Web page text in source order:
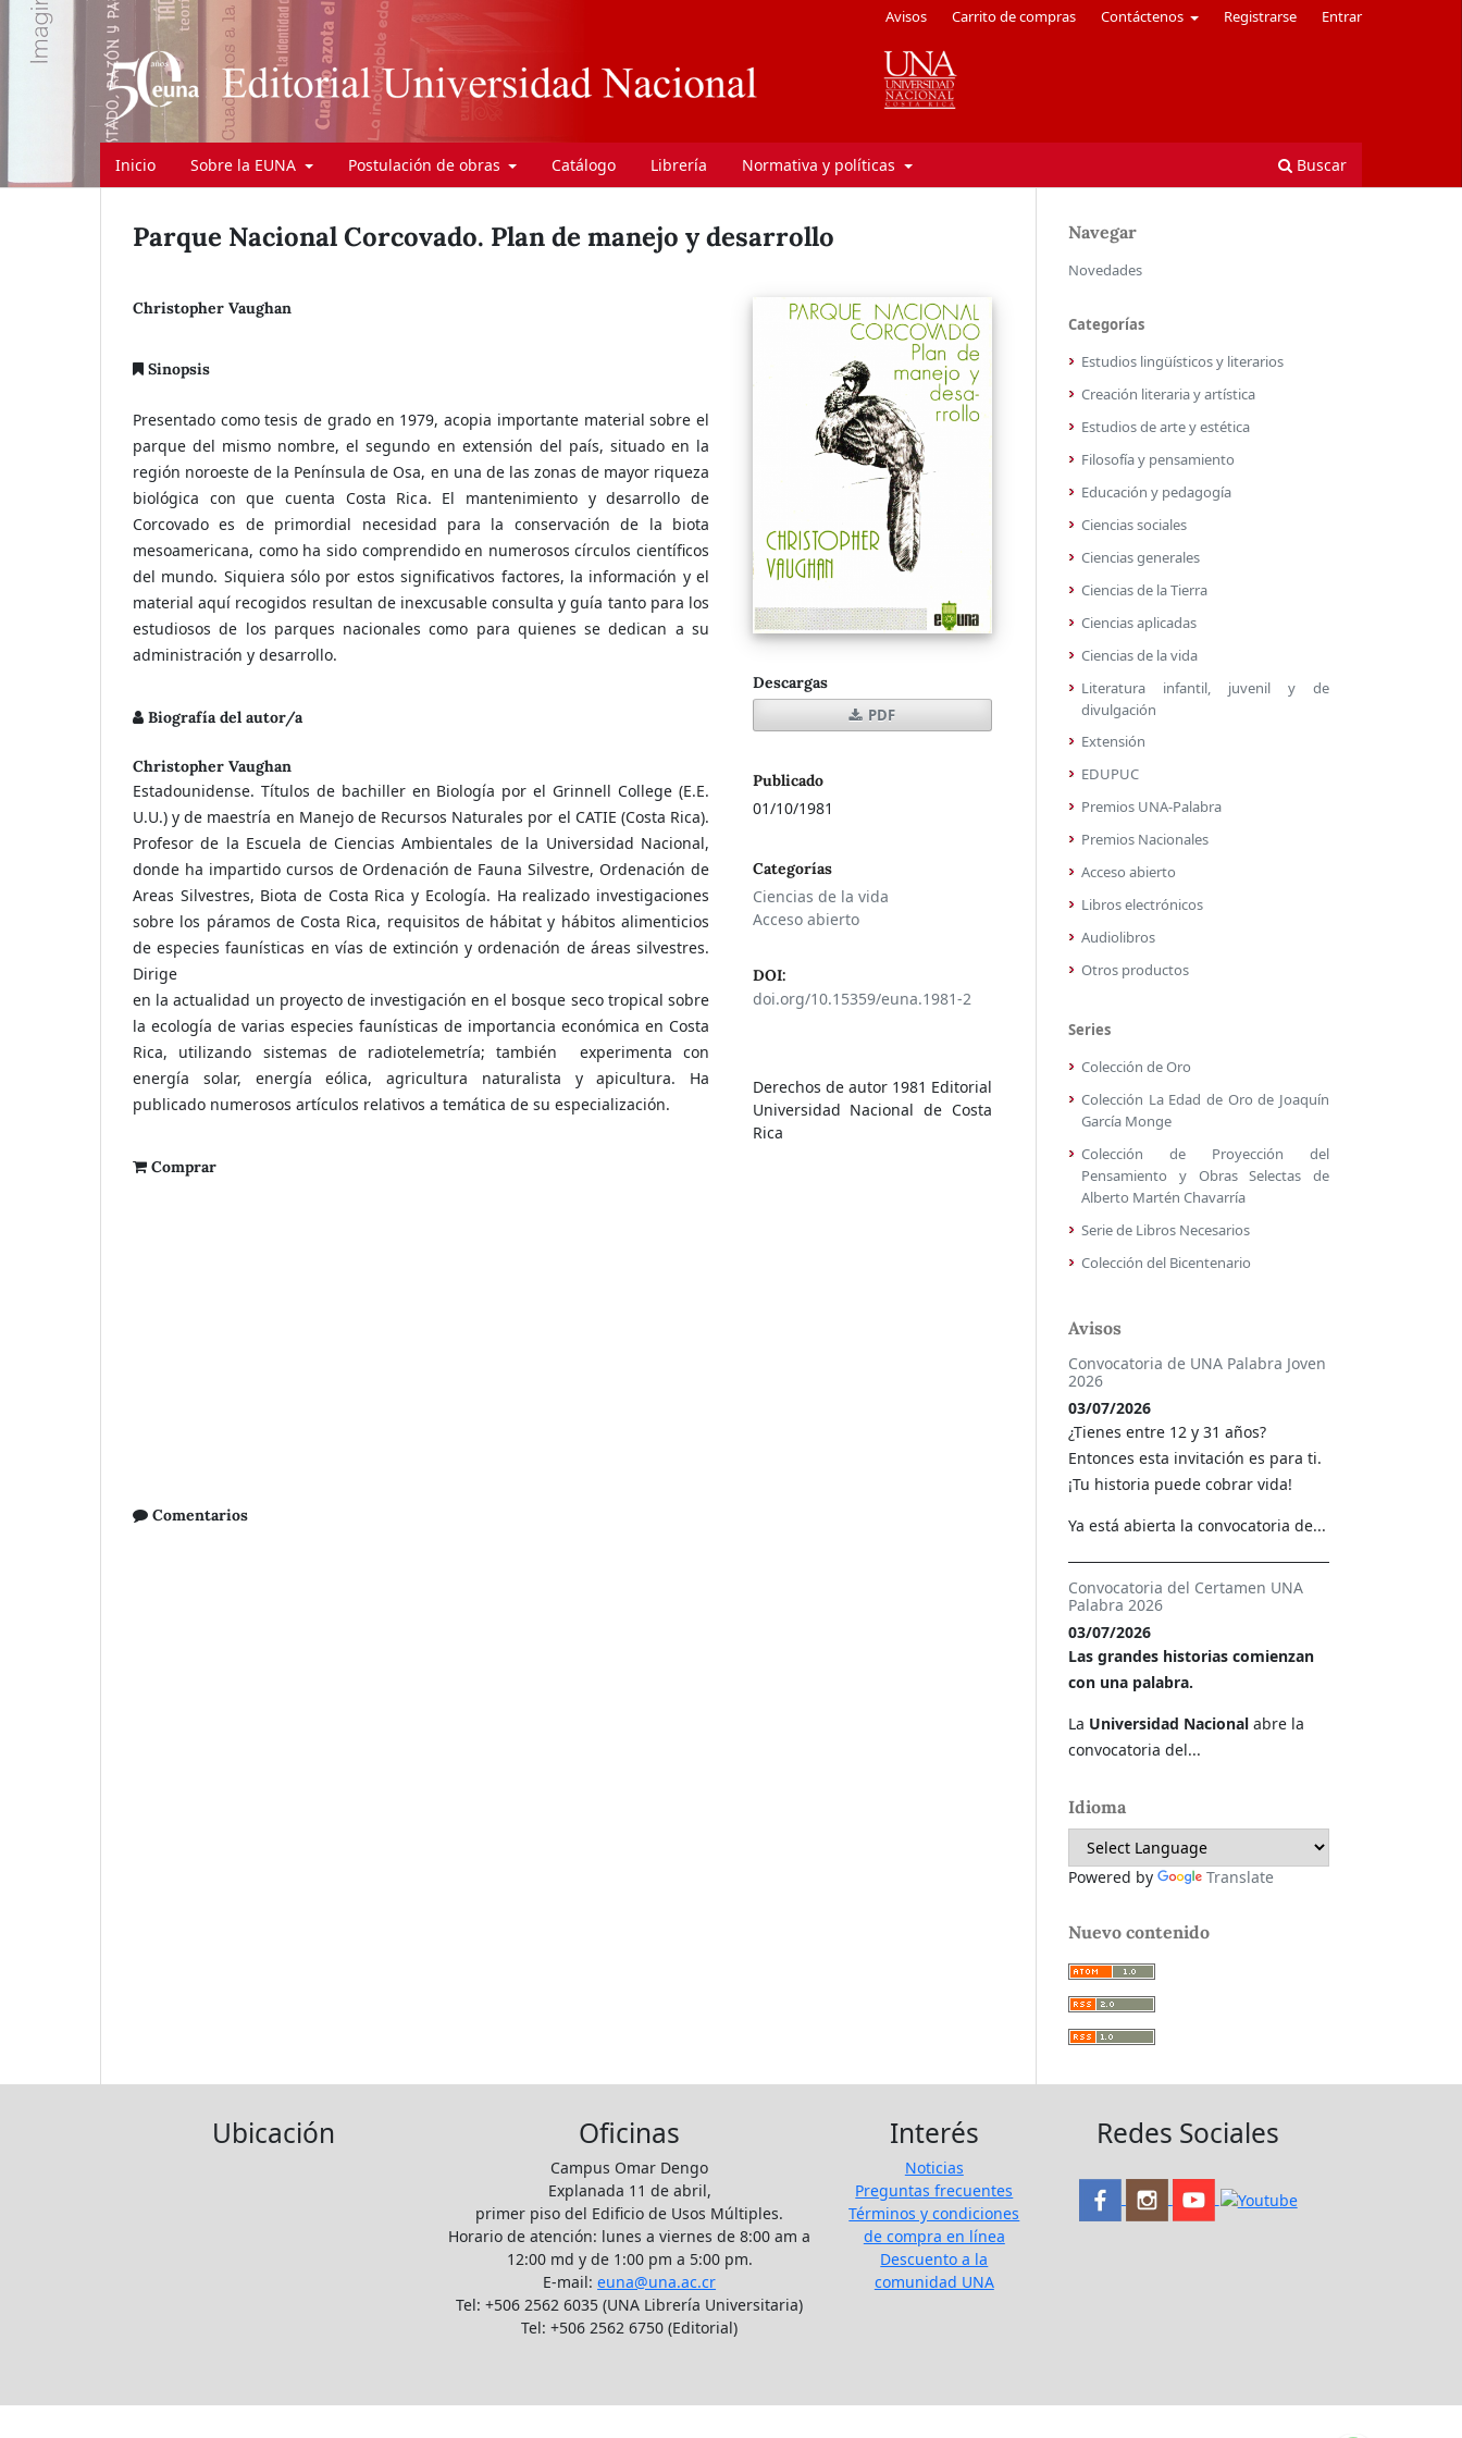
Inicio Sobre la EUNA Postulación de obras Catálogo Librería Normativa y políticas Buscar
Avisos Carrito de compras Contáctenos Registrarse Entrar
Parque Nacional Corcovado. Plan de manejo y desarrollo
Christopher Vaughan
Sinopsis
Presentado como tesis de grado en 1979, acopia importante material sobre el
parque del mismo nombre, el segundo en extensión del país, situado en la
región noroeste de la Península de Osa, en una de las zonas de mayor riqueza
biológica con que cuenta Costa Rica. El mantenimiento y desarrollo de
Corcovado es de primordial necesidad para la conservación de la biota
mesoamericana, como ha sido comprendido en numerosos círculos científicos
del mundo. Siquiera sólo por estos significativos factores, la información y el
material aquí recogidos resultan de inexcusable consulta y guía tanto para los
estudiosos de los parques nacionales como para quienes se dedican a su
administración y desarrollo.
Biografía del autor/a
Christopher Vaughan
Estadounidense. Títulos de bachiller en Biología por el Grinnell College (E.E.
U.U.) y de maestría en Manejo de Recursos Naturales por el CATIE (Costa Rica).
Profesor de la Escuela de Ciencias Ambientales de la Universidad Nacional,
donde ha impartido cursos de Ordenación de Fauna Silvestre, Ordenación de
Areas Silvestres, Biota de Costa Rica y Ecología. Ha realizado investigaciones
sobre los páramos de Costa Rica, requisitos de hábitat y hábitos alimenticios
de especies faunísticas en vías de extinción y ordenación de áreas silvestres.
Dirige
en la actualidad un proyecto de investigación en el bosque seco tropical sobre
la ecología de varias especies faunísticas de importancia económica en Costa
Rica, utilizando sistemas de radiotelemetría; también experimenta con
energía solar, energía eólica, agricultura naturalista y apicultura. Ha
publicado numerosos artículos relativos a temática de su especialización.
Comprar
Comentarios
Descargas
PDF
Publicado
01/10/1981
Categorías
Ciencias de la vida
Acceso abierto
DOI:
doi.org/10.15359/euna.1981-2
Derechos de autor 1981 Editorial
Universidad Nacional de Costa
Rica
Navegar
Novedades
Categorías
Estudios lingüísticos y literarios
Creación literaria y artística
Estudios de arte y estética
Filosofía y pensamiento
Educación y pedagogía
Ciencias sociales
Ciencias generales
Ciencias de la Tierra
Ciencias aplicadas
Ciencias de la vida
Literatura infantil, juvenil y de
divulgación
Extensión
EDUPUC
Premios UNA-Palabra
Premios Nacionales
Acceso abierto
Libros electrónicos
Audiolibros
Otros productos
Series
Colección de Oro
Colección La Edad de Oro de Joaquín
García Monge
Colección de Proyección del
Pensamiento y Obras Selectas de
Alberto Martén Chavarría
Serie de Libros Necesarios
Colección del Bicentenario
Avisos
Convocatoria de UNA Palabra Joven
2026
03/07/2026
¿Tienes entre 12 y 31 años?
Entonces esta invitación es para ti.
¡Tu historia puede cobrar vida!
Ya está abierta la convocatoria de...
Convocatoria del Certamen UNA
Palabra 2026
03/07/2026
Las grandes historias comienzan
con una palabra.
La Universidad Nacional abre la
convocatoria del...
Idioma
Powered by Translate
Nuevo contenido
Ubicación Oficinas
Campus Omar Dengo
Explanada 11 de abril,
primer piso del Edificio de Usos Múltiples.
Horario de atención: lunes a viernes de 8:00 am a
12:00 md y de 1:00 pm a 5:00 pm.
E-mail:euna@una.ac.cr
Tel: +506 2562 6035 (UNA Librería Universitaria)
Tel: +506 2562 6750 (Editorial)
Interés
Noticias
Preguntas frecuentes
Términos y condiciones
de compra en línea
Descuento a la
comunidad UNA
Redes Sociales